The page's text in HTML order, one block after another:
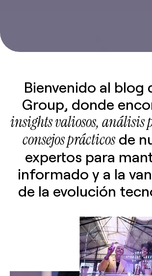
Bienvenido al blog
Group, donde
insights valiosos, análisis
consejos prácticos de
expertos para
informado y a la
de la evolución